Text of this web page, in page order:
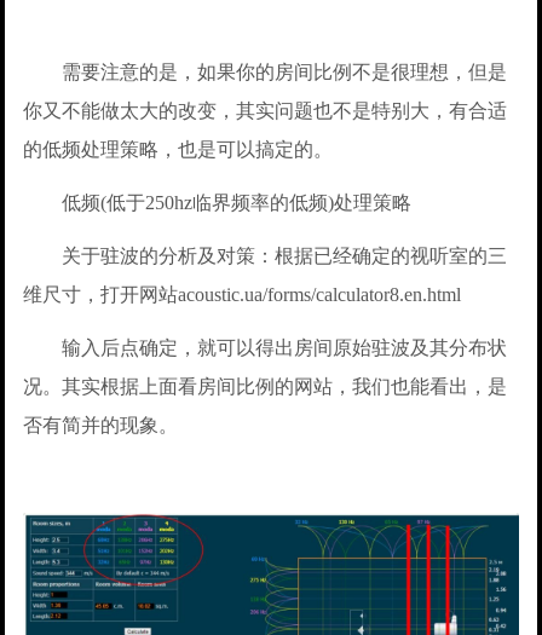
需要注意的是，如果你的房间比例不是很理想，但是
你又不能做太大的改变，其实问题也不是特别大，有合适
的低频处理策略，也是可以搞定的。
低频(低于250hz临界频率的低频)处理策略
关于驻波的分析及对策：根据已经确定的视听室的三
维尺寸，打开网站acoustic.ua/forms/calculator8.en.html
输入后点确定，就可以得出房间原始驻波及其分布状
况。其实根据上面看房间比例的网站，我们也能看出，是
否有简并的现象。